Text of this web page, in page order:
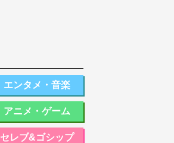
エンタメ・音楽
アニメ・ゲーム
セレブ&ゴシップ